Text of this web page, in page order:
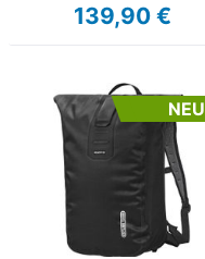
139,90 €
NEU